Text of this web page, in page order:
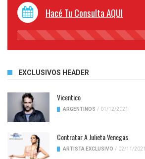
Hacé Tu Consulta AQUI
45%
EXCLUSIVOS HEADER
Vicentico
ARGENTINOS / 01/12/2021
Contratar A Julieta Venegas
ARTISTA EXCLUSIVO / 02/11/2021